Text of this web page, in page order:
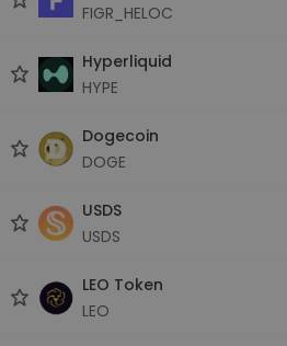
FIGR_HELOC
Hyperliquid
HYPE
Dogecoin
DOGE
USDS
USDS
LEO Token
LEO